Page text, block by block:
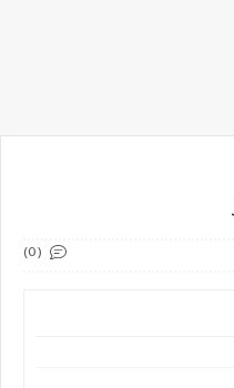
(0)